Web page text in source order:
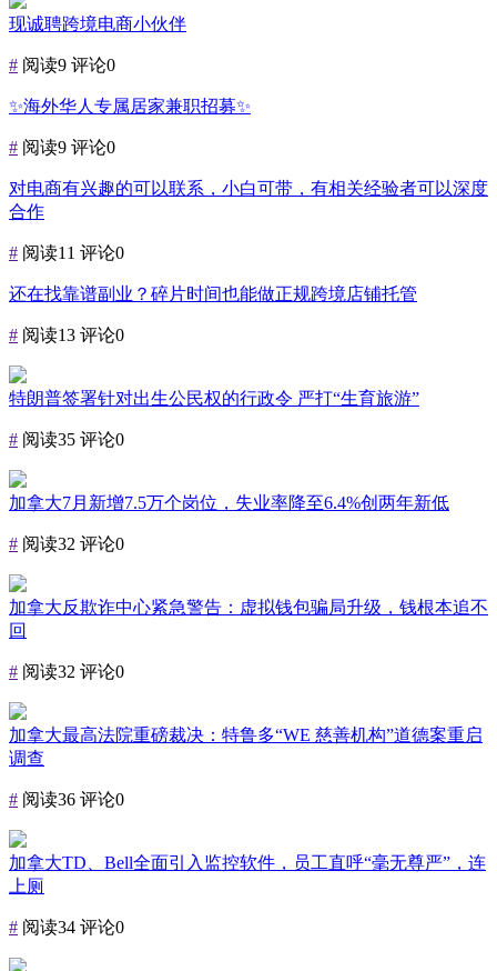
现诚聘跨境电商小伙伴
# 阅读9 评论0
✨海外华人专属居家兼职招募✨
# 阅读9 评论0
对电商有兴趣的可以联系，小白可带，有相关经验者可以深度
合作
# 阅读11 评论0
还在找靠谱副业？碎片时间也能做正规跨境店铺托管
# 阅读13 评论0
特朗普签署针对出生公民权的行政令 严打“生育旅游”
# 阅读35 评论0
加拿大7月新增7.5万个岗位，失业率降至6.4%创两年新低
# 阅读32 评论0
加拿大反欺诈中心紧急警告：虚拟钱包骗局升级，钱根本追不
回
# 阅读32 评论0
加拿大最高法院重磅裁决：特鲁多“WE 慈善机构”道德案重启
调查
# 阅读36 评论0
加拿大TD、Bell全面引入监控软件，员工直呼“毫无尊严”，连
上厕
# 阅读34 评论0